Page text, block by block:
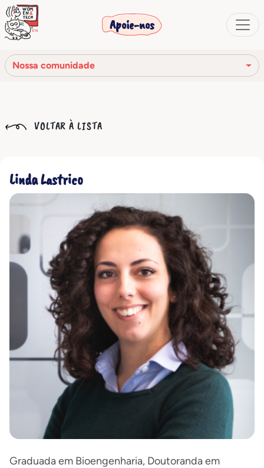
Apoie-nos
Nossa comunidade
Nossa rede
Nossa comunidade
VOLTAR À LISTA
Linda Lastrico
Graduada em Bioengenharia, Doutoranda em